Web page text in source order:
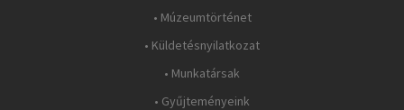
• Múzeumtörténet
• Küldetésnyilatkozat
• Munkatársak
• Gyűjteményeink